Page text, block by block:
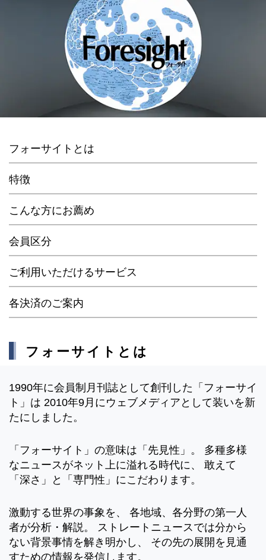
フォーサイトとは
特徴
こんな方にお薦め
会員区分
ご利用いただけるサービス
各決済のご案内
フォーサイトとは
1990年に会員制月刊誌として創刊した「フォーサイ
ト」は 2010年9月にウェブメディアとして装いを新
たにしました。
「フォーサイト」の意味は「先見性」。 多種多様
なニュースがネット上に溢れる時代に、 敢えて
「深さ」と「専門性」にこだわります。
激動する世界の事象を、 各地域、各分野の第一人
者が分析・解説。 ストレートニュースでは分から
ない背景事情を解き明かし、 その先の展開を見通
すための情報を発信します。